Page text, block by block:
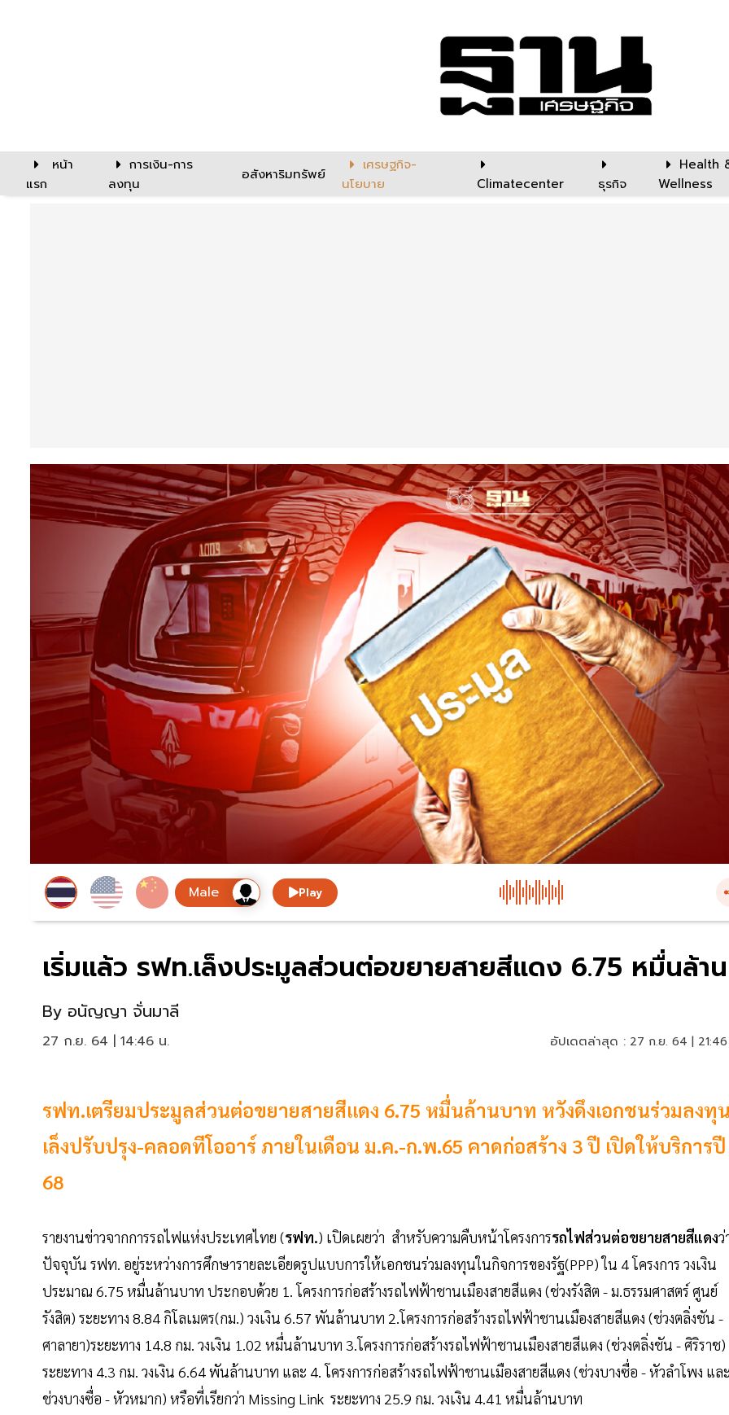
หน้า
แรก
การเงิน-การ
ลงทุน
อสังหาริมทรัพย์
เศรษฐกิจ-
นโยบาย
Climatecenter ธุรกิจ
Health
Wellness
Play
เริ่มแล้ว รฟท.เล็งประมูลส่วนต่อขยายสายสีแดง 6.75 หมื่นล้าน
By อนัญญา จั่นมาลี
27 ก.ย. 64 | 14:46 น. อัปเดตล่าสุด : 27 ก.ย. 64 |
รฟท.เตรียมประมูลส่วนต่อขยายสายสีแดง 6.75 หมื่นล้านบาท หวังดึงเอกชนร่วมลงทุ
เล็งปรับปรุง-คลอดทีโออาร์ ภายในเดือน ม.ค.-ก.พ.65 คาดก่อสร้าง 3 ปี เปิดให้บริการปี
68
รายงานข่าวจากการรถไฟแห่งประเทศไทย (รฟท.) เปิดเผยว่า สำหรับความคืบหน้าโครงการรถไฟส่วนต่อขยายสายสีแดงว่
ปัจจุบัน รฟท. อยู่ระหว่างการศึกษารายละเอียดรูปแบบการให้เอกชนร่วมลงทุนในกิจการของรัฐ(PPP) ใน 4 โครงการ วงเงิน
ประมาณ 6.75 หมื่นล้านบาท ประกอบด้วย 1. โครงการก่อสร้างรถไฟฟ้าชานเมืองสายสีแดง (ช่วงรังสิต - ม.ธรรมศาสตร์ ศูนย์
รังสิต) ระยะทาง 8.84 กิโลเมตร(กม.) วงเงิน 6.57 พันล้านบาท 2.โครงการก่อสร้างรถไฟฟ้าชานเมืองสายสีแดง (ช่วงตลิ่งชัน -
ศาลายา)ระยะทาง 14.8 กม. วงเงิน 1.02 หมื่นล้านบาท 3.โครงการก่อสร้างรถไฟฟ้าชานเมืองสายสีแดง (ช่วงตลิ่งชัน - ศิริราช)
ระยะทาง 4.3 กม. วงเงิน 6.64 พันล้านบาท และ 4. โครงการก่อสร้างรถไฟฟ้าชานเมืองสายสีแดง (ช่วงบางซื่อ - หัวลำโพง แล
ช่วงบางซื่อ - หัวหมาก) หรือที่เรียกว่า Missing Link ระยะทาง 25.9 กม. วงเงิน 4.41 หมื่นล้านบาท